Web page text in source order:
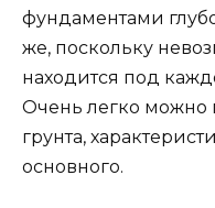
фундаментами
же, поскольку
находится под
Очень легко можно
грунта,
основного.